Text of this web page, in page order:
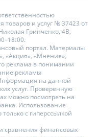
товаров и услуг № 37423 от
Гринченко, 4В,
портал. Материалы
«Акция», «Мнение»,
реклама в понимании
рекламы
на данной
услуг. Проверенную
можно посмотреть на
Использование
с гиперссылкой
сравнения финансовых